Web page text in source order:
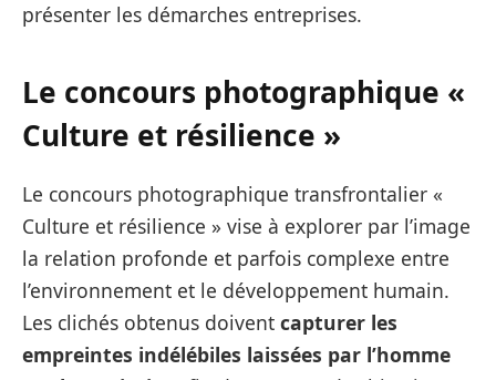
présenter les démarches entreprises.
Le concours photographique «
Culture et résilience »
Le concours photographique transfrontalier «
Culture et résilience » vise à explorer par l’image
la relation profonde et parfois complexe entre
l’environnement et le développement humain.
Les clichés obtenus doivent capturer les
empreintes indélébiles laissées par l’homme